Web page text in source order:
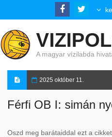
A magyar vízilabda
2025 október 11.
Férfi OB I: simán
Oszd meg barátaiddal ezt a